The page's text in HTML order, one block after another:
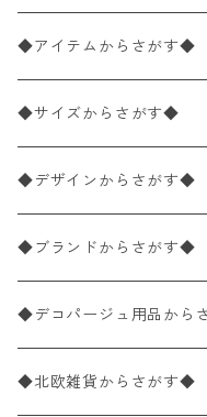
◆アイテムからさがす◆
ペーパーナプキン2枚バラ
ペーパーナプキン1枚バラ
ペーパーナプキン20枚入
ペーパーナプキン10枚入
ライスペーパー
◆サイズからさがす◆
33×33cm（ランチサイズ）
バラ売り
パック売り
25×25cm（カクテルサイ
バラ売り
パック売り
40×40cm（ディナーサ
バラ売り
21×21cm（ポケットサイズ
◆デザインからさがす◆
花柄
植物・グリーン柄
動物・鳥・昆虫・蝶柄
◆ブランドからさがす◆
ドイツ製 IHR/イア
ランチサイズ
ドイツ製 Ambiente/アン
◆デコパージュ用品から
デコパージュ液
◆北欧雑貨からさがす◆